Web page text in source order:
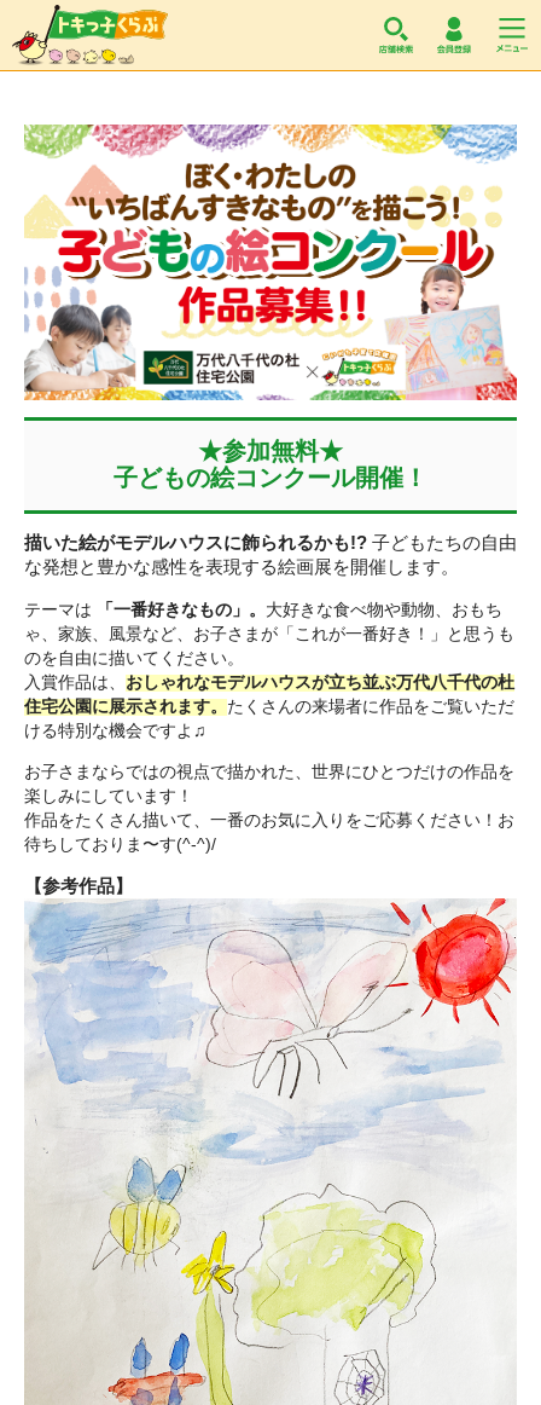
★参加無料★
子どもの絵コンクール開催！
描いた絵がモデルハウスに飾られるかも!? 子どもたちの自由
な発想と豊かな感性を表現する絵画展を開催します。
テーマは 「一番好きなもの」。 大好きな食べ物や動物、おもち
ゃ、家族、風景など、お子さまが「これが一番好き！」と思うも
のを自由に描いてください。
入賞作品は、 おしゃれなモデルハウスが立ち並ぶ万代八千代の杜
住宅公園に展示されます。 たくさんの来場者に作品をご覧いただ
ける特別な機会ですよ♫
お子さまならではの視点で描かれた、世界にひとつだけの作品を
楽しみにしています！
作品をたくさん描いて、一番のお気に入りをご応募ください！お
待ちしておりま〜す(^-^)/
【参考作品】